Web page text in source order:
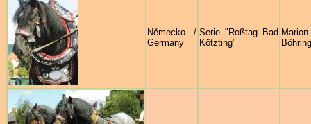
Německo /
Germany
Serie "Roßtag Bad
Kötzting"
Marion